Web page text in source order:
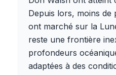
Depuis lors, moins
ont marché sur la
reste une frontière
profondeurs
adaptées à des